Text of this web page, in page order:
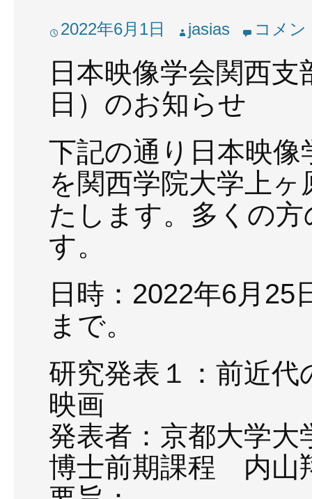
2022年6月1日 jasias コメン
日本映像学会関西
日）のお知らせ
下記の通り日本映像
を関西学院大学上
たします。多くの
す。
日時：2022年6月25
まで。
研究発表１：前近
映画
発表者：京都大学大
博士前期課程 内山